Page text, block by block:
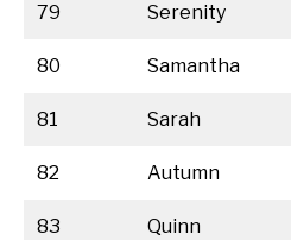
79 Serenity
80 Samantha
81 Sarah
82 Autumn
83 Quinn